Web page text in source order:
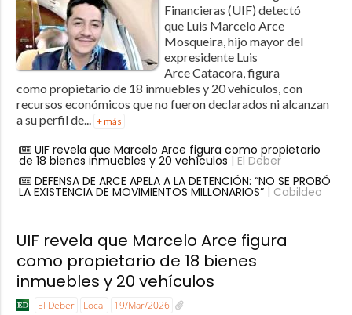
Financieras (UIF) detectó
que Luis Marcelo Arce
Mosqueira, hijo mayor del
expresidente Luis
Arce Catacora, figura
como propietario de 18 inmuebles y 20 vehículos, con
recursos económicos que no fueron declarados ni alcanzan
a su perfil de...
+ más
UIF revela que Marcelo Arce figura como propietario
de 18 bienes inmuebles y 20 vehículos | El Deber
DEFENSA DE ARCE APELA A LA DETENCIÓN: “NO SE PROBÓ
LA EXISTENCIA DE MOVIMIENTOS MILLONARIOS”| Cabildeo
UIF revela que Marcelo Arce figura
como propietario de 18 bienes
inmuebles y 20 vehículos
El Deber Local 19/Mar/2026